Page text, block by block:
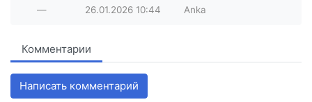
— 26.01.2026 10:44 Anka
Комментарии
Написать комментарий